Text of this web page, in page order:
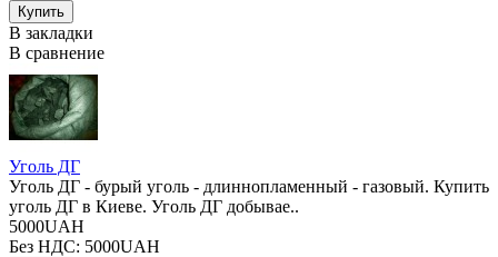
В закладки
В сравнение
Уголь ДГ
Уголь ДГ - бурый уголь - длиннопламенный - газовый. Купить
уголь ДГ в Киеве. Уголь ДГ добывае..
5000UAH
Без НДС: 5000UAH